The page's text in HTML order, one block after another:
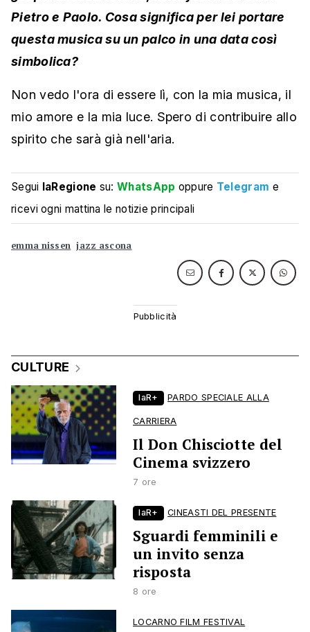
Pietro e Paolo. Cosa significa per lei portare
questa musica su un palco in una data così
simbolica?
Non vedo l'ora di essere lì, con la mia musica, il
mio amore e la mia luce. Spero di contribuire allo
spirito che sarà già nell'aria.
Segui laRegione su:WhatsApp oppure Telegram e
ricevi ogni mattina le notizie principali
emma nissen jazz ascona
CULTURE
laR+ PARDO SPECIALE ALLA
CARRIERA
Il Don Chisciotte del
Cinema svizzero
7 ore
laR+ CINEASTI DEL PRESENTE
Sguardi femminili e
un invito senza
risposta
8 ore
LOCARNO FILM FESTIVAL